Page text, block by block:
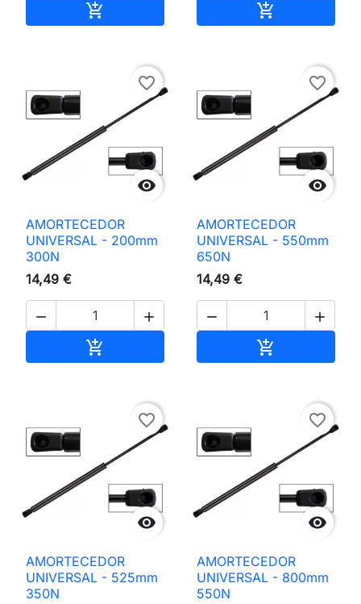
 

favorite_border
AMORTECEDOR
UNIVERSAL - 200mm
300N
14,49 €
 


favorite_border
AMORTECEDOR
UNIVERSAL - 550mm
650N
14,49 €
 


favorite_border
AMORTECEDOR
UNIVERSAL - 525mm
350N

favorite_border
AMORTECEDOR
UNIVERSAL - 800mm
550N